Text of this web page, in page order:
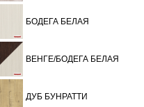
БОДЕГА БЕЛАЯ
ВЕНГЕ/БОДЕГА БЕЛАЯ
ДУБ БУНРАТТИ